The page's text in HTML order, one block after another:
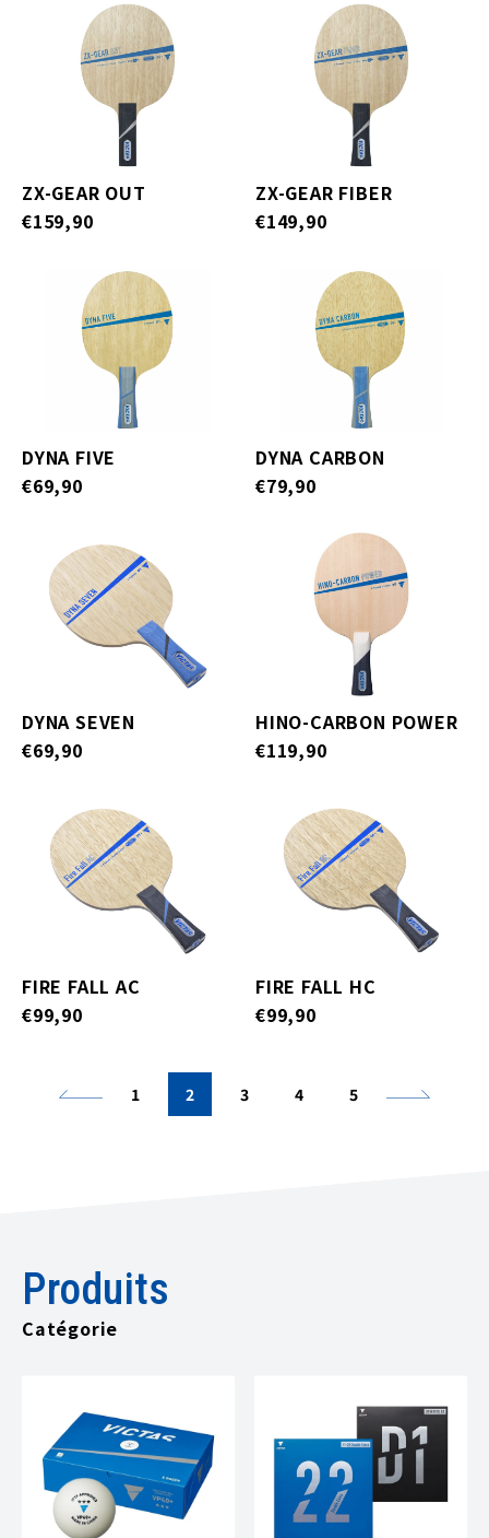
ZX-GEAR OUT
€159,90
ZX-GEAR FIBER
€149,90
DYNA FIVE
€69,90
DYNA CARBON
€79,90
DYNA SEVEN
€69,90
HINO-CARBON POWER
€119,90
FIRE FALL AC
€99,90
FIRE FALL HC
€99,90
1 2 3 4 5
Produits
Catégorie